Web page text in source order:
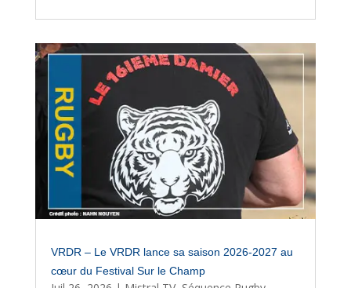
VRDR – Le VRDR lance sa saison 2026-2027 au
cœur du Festival Sur le Champ